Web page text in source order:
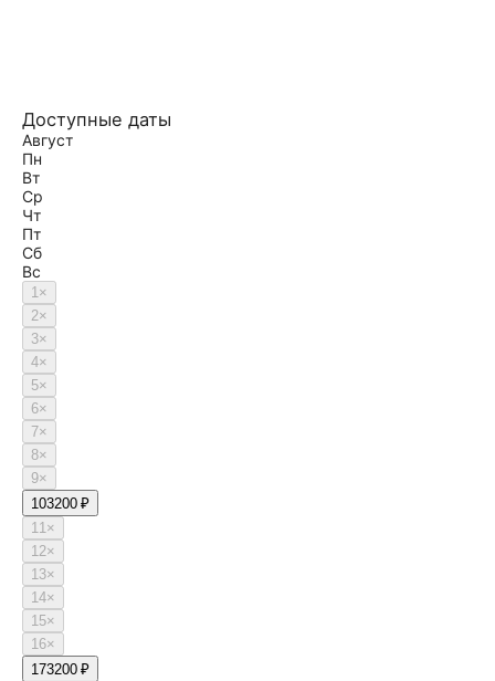
Доступные даты
Август
Пн
Вт
Ср
Чт
Пт
Сб
Вс
1×
2×
3×
4×
5×
6×
7×
8×
9×
103200 ₽
11×
12×
13×
14×
15×
16×
173200 ₽